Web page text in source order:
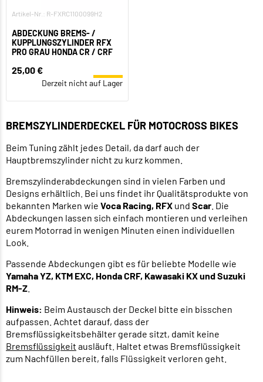
Artikel-Nr.: R-FXRC1100099H2
ABDECKUNG BREMS- /
KUPPLUNGSZYLINDER RFX
PRO GRAU HONDA CR / CRF
25,00 €
Derzeit nicht auf Lager
BREMSZYLINDERDECKEL FÜR MOTOCROSS BIKES
Beim Tuning zählt jedes Detail, da darf auch der
Hauptbremszylinder nicht zu kurz kommen.
Bremszylinderabdeckungen sind in vielen Farben und
Designs erhältlich. Bei uns findet ihr Qualitätsprodukte von
bekannten Marken wie Voca Racing, RFX und Scar . Die
Abdeckungen lassen sich einfach montieren und verleihen
eurem Motorrad in wenigen Minuten einen individuellen
Look.
Passende Abdeckungen gibt es für beliebte Modelle wie
Yamaha YZ, KTM EXC, Honda CRF, Kawasaki KX und Suzuki
RM-Z
Hinweis: Beim Austausch der Deckel bitte ein bisschen
aufpassen. Achtet darauf, dass der
Bremsflüssigkeitsbehälter gerade sitzt, damit keine
Bremsflüssigkeit ausläuft. Haltet etwas Bremsflüssigkeit
zum Nachfüllen bereit, falls Flüssigkeit verloren geht.